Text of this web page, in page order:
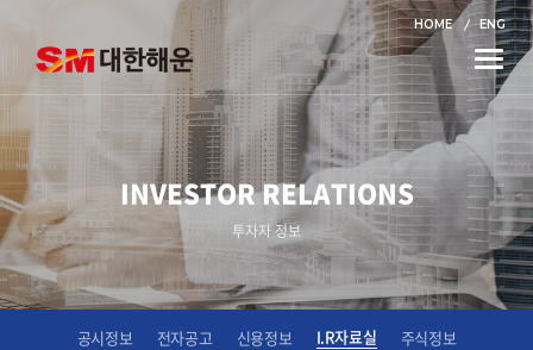
HOME ENG
Toggle
INVESTOR RELATIONS
투자자 정보
공시정보 전자공고 신용정보 I.R자료실 주식정보